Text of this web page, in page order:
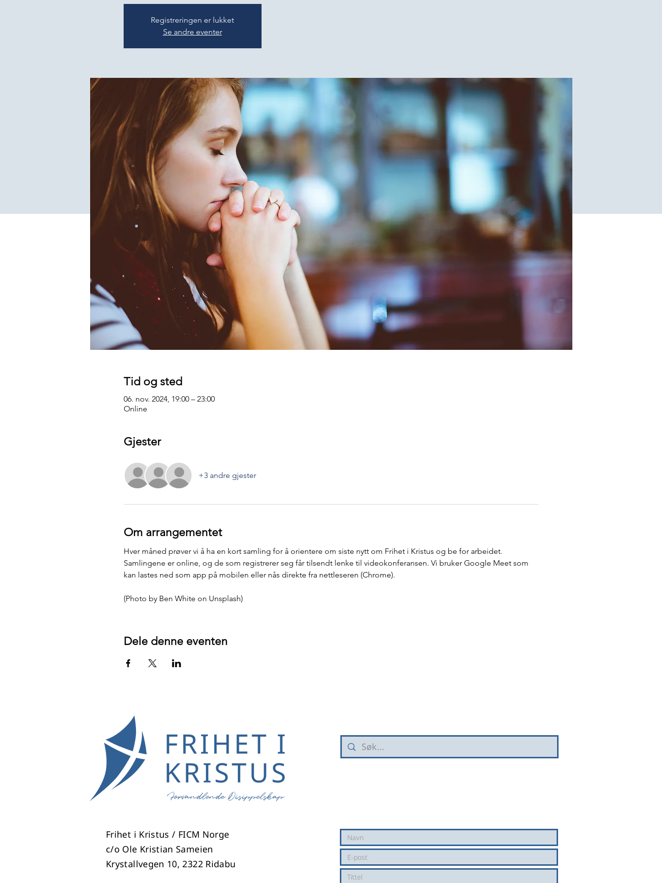
Registreringen er lukket
Se andre eventer
Tid og sted
06. nov. 2024, 19:00 – 23:00
Online
Gjester
+3 andre gjester
Om arrangementet
Hver måned prøver vi å ha en kort samling for å orientere om siste nytt om Frihet i Kristus og be for arbeidet.
Samlingene er online, og de som registrerer seg får tilsendt lenke til videokonferansen. Vi bruker Google Meet som
kan lastes ned som app på mobilen eller nås direkte fra nettleseren (Chrome).
(Photo by Ben White on Unsplash)
Dele denne eventen
Frihet i Kristus / FICM Norge
c/o Ole Kristian Sameien
Krystallvegen 10, 2322 Ridabu